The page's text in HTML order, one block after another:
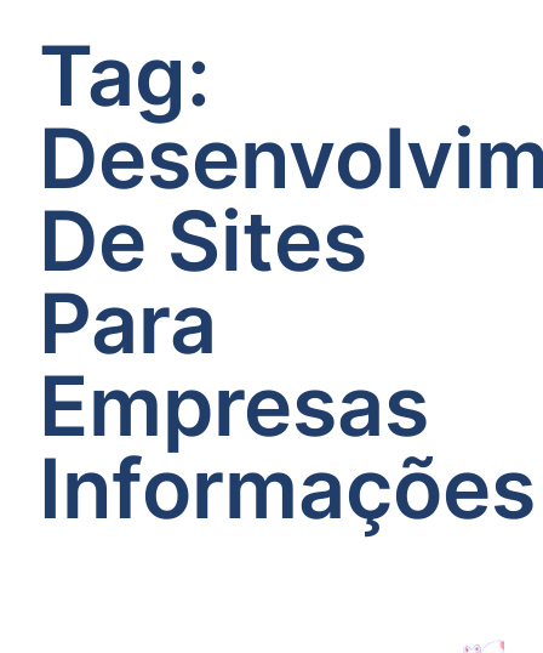
Tag:
De Sites
Para
Empresas
Informações